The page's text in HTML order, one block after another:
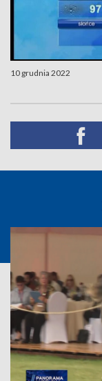
10 grudnia 2022